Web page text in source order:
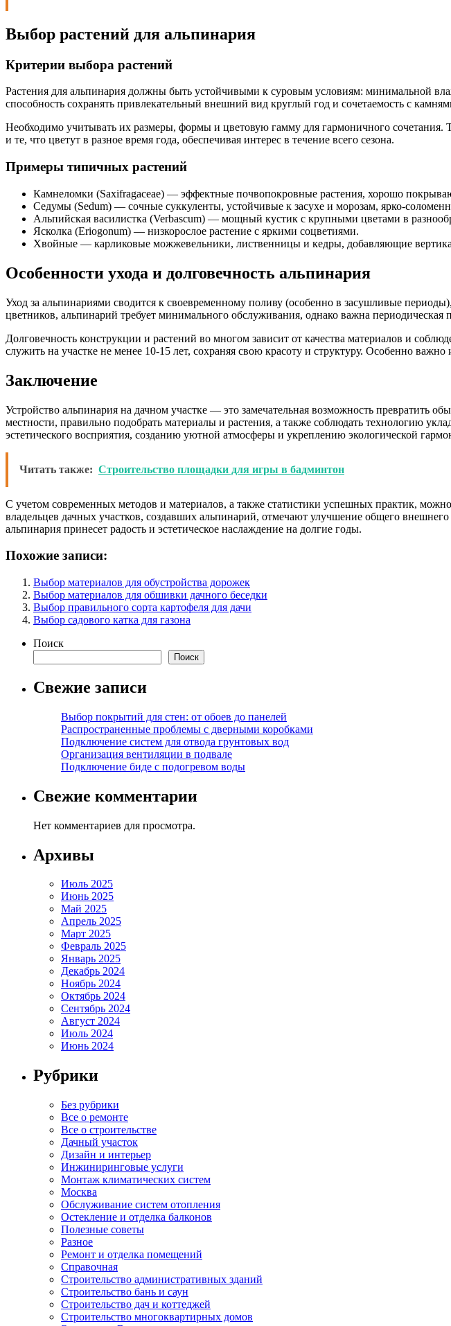
Выбор растений для альпинария
Критерии выбора растений
Растения для альпинария должны быть устойчивыми к суровым условиям: минимальной
способность сохранять привлекательный внешний вид круглый год и сочетаемость с
Необходимо учитывать их размеры, формы и цветовую гамму для гармоничного сочетания.
и те, что цветут в разное время года, обеспечивая интерес в течение всего сезона.
Примеры типичных растений
Камнеломки (Saxifragaceae) — эффектные почвопокровные растения, хорошо
Седумы (Sedum) — сочные суккуленты, устойчивые к засухе и морозам, ярко-
Альпийская василистка (Verbascum) — мощный кустик с крупными цветами в
Ясколка (Eriogonum) — низкорослое растение с яркими соцветиями.
Хвойные — карликовые можжевельники, лиственницы и кедры, добавляющие
Особенности ухода и долговечность альпинария
Уход за альпинариями сводится к своевременному поливу (особенно в засушливые
цветников, альпинарий требует минимального обслуживания, однако важна периодическая
Долговечность конструкции и растений во многом зависит от качества материалов и
служить на участке не менее 10-15 лет, сохраняя свою красоту и структуру. Особенно
Заключение
Устройство альпинария на дачном участке — это замечательная возможность
местности, правильно подобрать материалы и растения, а также соблюдать технологию
эстетического восприятия, созданию уютной атмосферы и укреплению экологической
Читать также: Строительство площадки для игры в бадминтон
С учетом современных методов и материалов, а также статистики успешных практик,
владельцев дачных участков, создавших альпинарий, отмечают улучшение общего
альпинария принесет радость и эстетическое наслаждение на долгие годы.
Похожие записи:
Выбор материалов для обустройства дорожек
Выбор материалов для обшивки дачного беседки
Выбор правильного сорта картофеля для дачи
Выбор садового катка для газона
Поиск
Поиск
Свежие записи
Выбор покрытий для стен: от обоев до панелей
Распространенные проблемы с дверными коробками
Подключение систем для отвода грунтовых вод
Организация вентиляции в подвале
Подключение биде с подогревом воды
Свежие комментарии
Нет комментариев для просмотра.
Архивы
Июль 2025
Июнь 2025
Май 2025
Апрель 2025
Март 2025
Февраль 2025
Январь 2025
Декабрь 2024
Ноябрь 2024
Октябрь 2024
Сентябрь 2024
Август 2024
Июль 2024
Июнь 2024
Рубрики
Без рубрики
Все о ремонте
Все о строительстве
Дачный участок
Дизайн и интерьер
Инжиниринговые услуги
Монтаж климатических систем
Москва
Обслуживание систем отопления
Остекление и отделка балконов
Полезные советы
Разное
Ремонт и отделка помещений
Справочная
Строительство административных зданий
Строительство бань и саун
Строительство дач и коттеджей
Строительство многоквартирных домов